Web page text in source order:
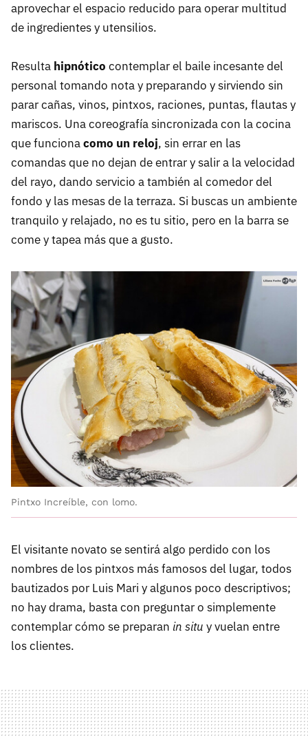
aprovechar el espacio reducido para operar multitud
de ingredientes y utensilios.
Resulta hipnótico contemplar el baile incesante del
personal tomando nota y preparando y sirviendo sin
parar cañas, vinos, pintxos, raciones, puntas, flautas y
mariscos. Una coreografía sincronizada con la cocina
que funcionacomo un reloj, sin errar en las
comandas que no dejan de entrar y salir a la velocidad
del rayo, dando servicio a también al comedor del
fondo y las mesas de la terraza. Si buscas un ambiente
tranquilo y relajado, no es tu sitio, pero en la barra se
come y tapea más que a gusto.
Pintxo Increíble, con lomo.
El visitante novato se sentirá algo perdido con los
nombres de los pintxos más famosos del lugar, todos
bautizados por Luis Mari y algunos poco descriptivos;
no hay drama, basta con preguntar o simplemente
contemplar cómo se preparan in situ y vuelan entre
los clientes.